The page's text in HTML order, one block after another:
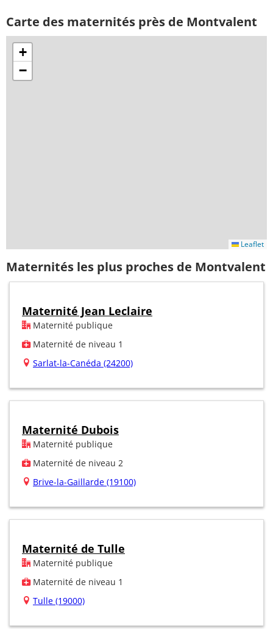
Carte des maternités près de Montvalent
+
−
Leaflet
Maternités les plus proches de Montvalent
Maternité Jean Leclaire
Maternité publique
Maternité de niveau 1
Sarlat-la-Canéda (24200)
Maternité Dubois
Maternité publique
Maternité de niveau 2
Brive-la-Gaillarde (19100)
Maternité de Tulle
Maternité publique
Maternité de niveau 1
Tulle (19000)